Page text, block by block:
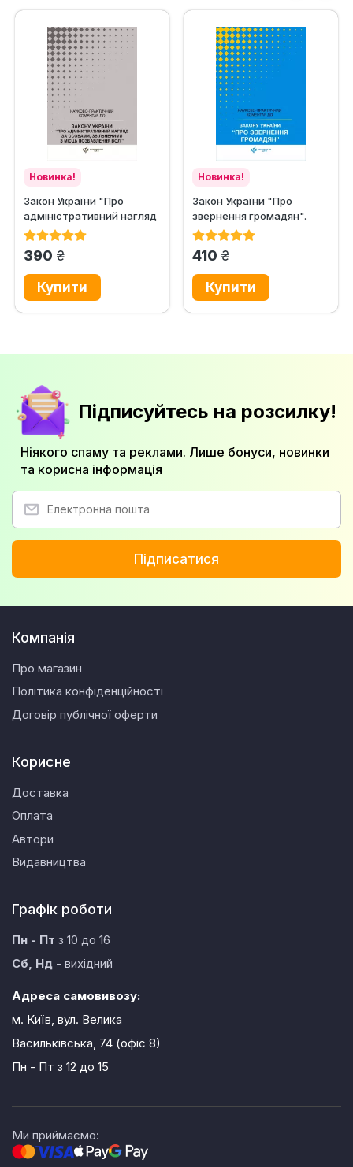
Новинка!
Закон України "Про
адміністративний нагляд
за особами, звільненими...
390 грн.
Новинка!
Закон України "Про
звернення громадян".
Науково-практичний...
410 грн.
Підписуйтесь на розсилку!
Ніякого спаму та реклами. Лише бонуси, новинки
та корисна інформація
Підписатися
Компанія
Про магазин
Політика конфіденційності
Договір публічної оферти
Корисне
Доставка
Оплата
Автори
Видавництва
Графік роботи
Пн - Пт з 10 до 16
Сб, Нд - вихідний
Адреса самовивозу:
м. Київ, вул. Велика
Васильківська, 74 (офіс 8)
Пн - Пт з 12 до 15
Ми приймаємо: